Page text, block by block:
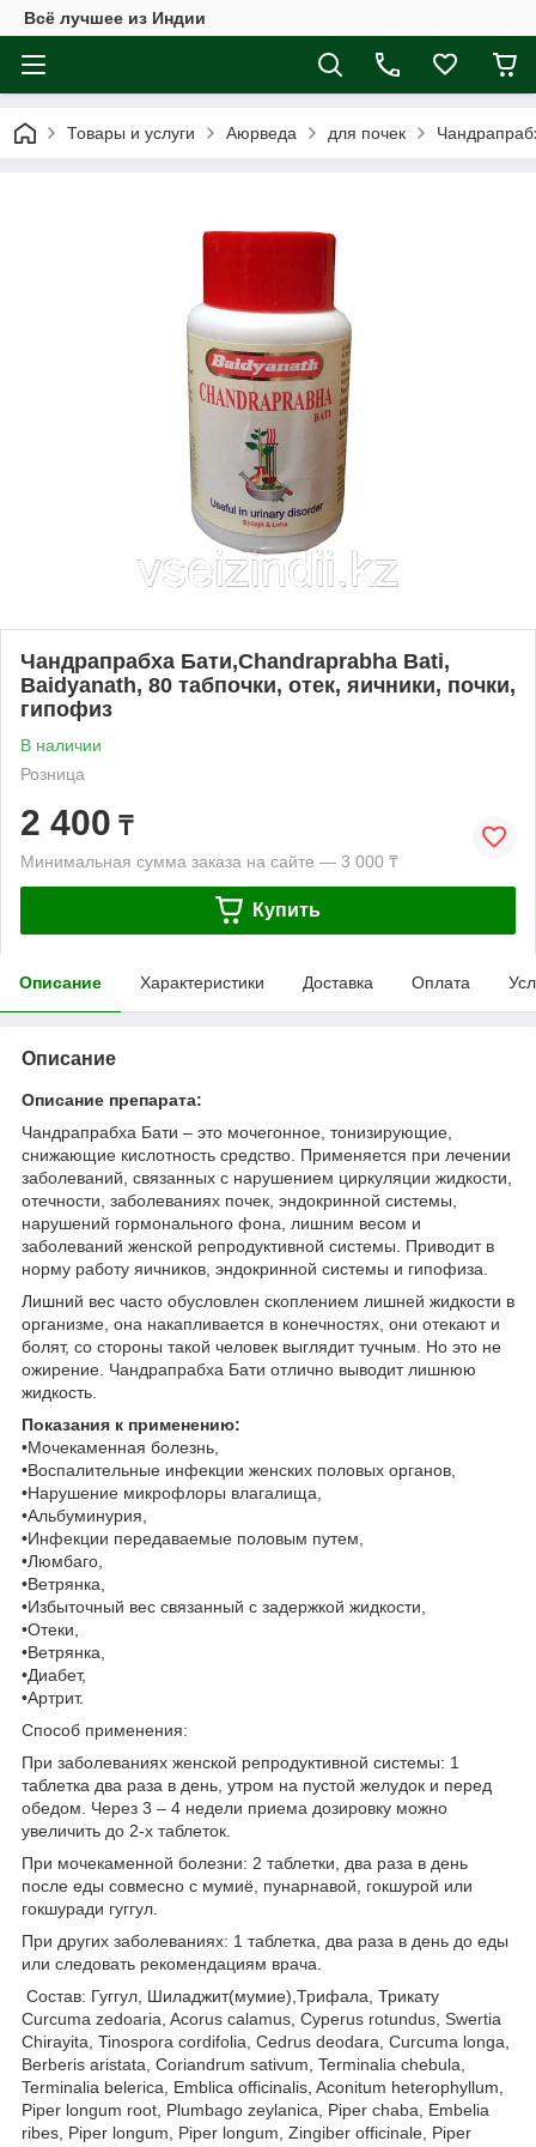
Всё лучшее из Индии
Товары и услуги Аюрведа для почек
Чандрапрабха Бати,Chandraprabha Bati,
Baidyanath, 80 табпочки, отек, яичники, почки,
гипофиз
В наличии
Розница
2 400 ₸
Минимальная сумма заказа на сайте — 3 000 ₸
Купить
Описание Характеристики Доставка Оплата
Описание
Описание препарата:
Чандрапрабха Бати – это мочегонное, тонизирующие,
снижающие кислотность средство. Применяется при лечении
заболеваний, связанных с нарушением циркуляции жидкости,
отечности, заболеваниях почек, эндокринной системы,
нарушений гормонального фона, лишним весом и
заболеваний женской репродуктивной системы. Приводит в
норму работу яичников, эндокринной системы и гипофиза.
Лишний вес часто обусловлен скоплением лишней жидкости в
организме, она накапливается в конечностях, они отекают и
болят, со стороны такой человек выглядит тучным. Но это не
ожирение. Чандрапрабха Бати отлично выводит лишнюю
жидкость.
Показания к применению:
•Мочекаменная болезнь,
•Воспалительные инфекции женских половых органов,
•Нарушение микрофлоры влагалища,
•Альбуминурия,
•Инфекции передаваемые половым путем,
•Люмбаго,
•Ветрянка,
•Избыточный вес связанный с задержкой жидкости,
•Отеки,
•Ветрянка,
•Диабет,
•Артрит.
Способ применения:
При заболеваниях женской репродуктивной системы: 1
таблетка два раза в день, утром на пустой желудок и перед
обедом. Через 3 – 4 недели приема дозировку можно
увеличить до 2-х таблеток.
При мочекаменной болезни: 2 таблетки, два раза в день
после еды совмесно с мумиё, пунарнавой, гокшурой или
гокшуради гуггул.
При других заболеваниях: 1 таблетка, два раза в день до еды
или следовать рекомендациям врача.
Состав: Гуггул, Шиладжит(мумие),Трифала, Трикату
Curcuma zedoaria, Acorus calamus, Cyperus rotundus, Swertia
Chirayita, Tinospora cordifolia, Cedrus deodara, Curcuma longa,
Berberis aristata, Coriandrum sativum, Terminalia chebula,
Terminalia belerica, Emblica officinalis, Aconitum heterophyllum,
Piper longum root, Plumbago zeylanica, Piper chaba, Embelia
ribes, Piper longum, Piper longum, Zingiber officinale, Piper